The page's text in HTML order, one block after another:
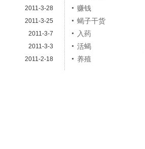
2011-3-28
2011-3-25
2011-3-7
2011-3-3
2011-2-18
赚钱
蝎子干货
入药
活蝎
养殖